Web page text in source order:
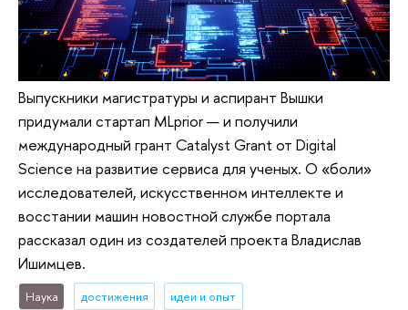
Выпускники магистратуры и аспирант Вышки
придумали cтартап MLprior — и получили
международный грант Catalyst Grant от Digital
Science на развитие сервиса для ученых. О «боли»
исследователей, искусственном интеллекте и
восстании машин новостной службе портала
рассказал один из создателей проекта Владислав
Ишимцев.
Наука достижения идеи и опыт